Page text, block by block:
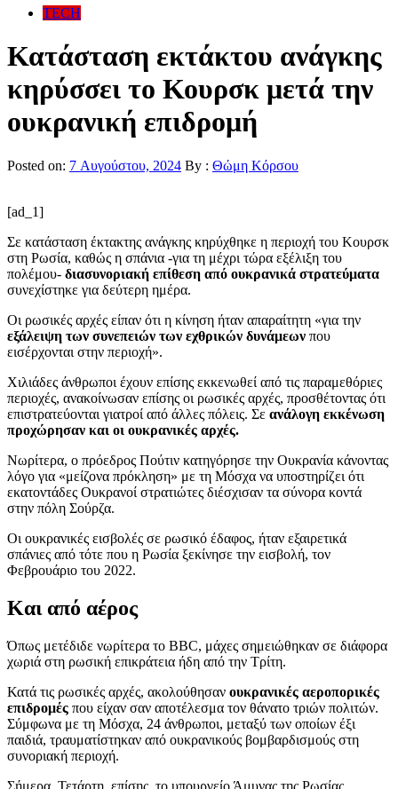
TECH
Κατάσταση εκτάκτου ανάγκης
κηρύσσει το Κουρσκ μετά την
ουκρανική επιδρομή
Posted on: 7 Αυγούστου, 2024 By : Θώμη Κόρσου
[ad_1]
Σε κατάσταση έκτακτης ανάγκης κηρύχθηκε η περιοχή του Κουρσκ
στη Ρωσία, καθώς η σπάνια -για τη μέχρι τώρα εξέλιξη του
πολέμου- διασυνοριακή επίθεση από ουκρανικά στρατεύματα
συνεχίστηκε για δεύτερη ημέρα.
Οι ρωσικές αρχές είπαν ότι η κίνηση ήταν απαραίτητη «για την
εξάλειψη των συνεπειών των εχθρικών δυνάμεων που
εισέρχονται στην περιοχή».
Χιλιάδες άνθρωποι έχουν επίσης εκκενωθεί από τις παραμεθόριες
περιοχές, ανακοίνωσαν επίσης οι ρωσικές αρχές, προσθέτοντας ότι
επιστρατεύονται γιατροί από άλλες πόλεις. Σε ανάλογη εκκένωση
προχώρησαν και οι ουκρανικές αρχές.
Νωρίτερα, ο πρόεδρος Πούτιν κατηγόρησε την Ουκρανία κάνοντας
λόγο για «μείζονα πρόκληση» με τη Μόσχα να υποστηρίζει ότι
εκατοντάδες Ουκρανοί στρατιώτες διέσχισαν τα σύνορα κοντά
στην πόλη Σούρζα.
Οι ουκρανικές εισβολές σε ρωσικό έδαφος, ήταν εξαιρετικά
σπάνιες από τότε που η Ρωσία ξεκίνησε την εισβολή, τον
Φεβρουάριο του 2022.
Και από αέρος
Όπως μετέδιδε νωρίτερα το BBC, μάχες σημειώθηκαν σε διάφορα
χωριά στη ρωσική επικράτεια ήδη από την Τρίτη.
Κατά τις ρωσικές αρχές, ακολούθησαν ουκρανικές αεροπορικές
επιδρομές που είχαν σαν αποτέλεσμα τον θάνατο τριών πολιτών.
Σύμφωνα με τη Μόσχα, 24 άνθρωποι, μεταξύ των οποίων έξι
παιδιά, τραυματίστηκαν από ουκρανικούς βομβαρδισμούς στη
συνοριακή περιοχή.
Σήμερα, Τετάρτη, επίσης, το υπουργείο Άμυνας της Ρωσίας